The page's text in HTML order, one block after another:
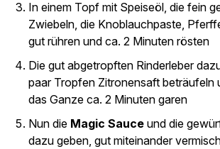
In einem Topf mit Speiseöl, die fein
Zwiebeln, die Knoblauchpaste,
gut rühren und ca. 2 Minuten rösten
Die gut abgetropften Rinderleber
paar Tropfen Zitronensaft beträufeln
das Ganze ca. 2 Minuten garen
Nun die Magic Sauce und die
dazu geben, gut miteinander